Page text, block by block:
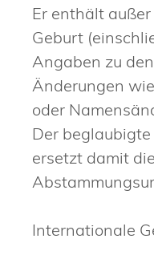
Er enthält
Geburt
Angaben zu
Änderungen
oder
Der
ersetzt damit
Internationale